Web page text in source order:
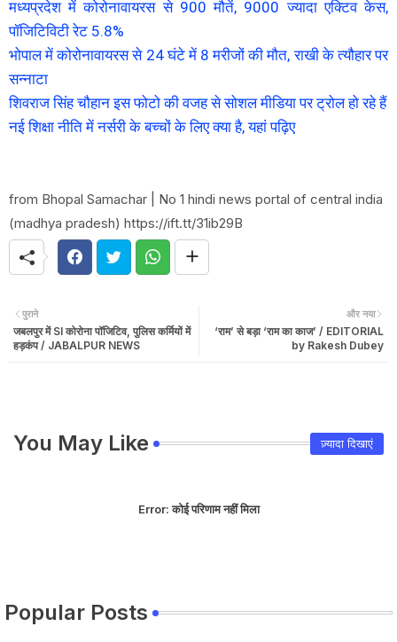
मध्यप्रदेश में कोरोनावायरस से 900 मौतें, 9000 ज्यादा एक्टिव केस,
पॉजिटिविटी रेट 5.8%
भोपाल में कोरोनावायरस से 24 घंटे में 8 मरीजों की मौत, राखी के त्यौहार पर
सन्नाटा
शिवराज सिंह चौहान इस फोटो की वजह से सोशल मीडिया पर ट्रोल हो रहे हैं
नई शिक्षा नीति में नर्सरी के बच्चों के लिए क्या है, यहां पढ़िए
from Bhopal Samachar | No 1 hindi news portal of central india
(madhya pradesh) https://ift.tt/31ib29B
और नया
‘राम’ से बड़ा ‘राम का काज’ / EDITORIAL
by Rakesh Dubey
पुराने
जबलपुर में SI कोरोना पॉजिटिव, पुलिस कर्मियों में
हड़कंप / JABALPUR NEWS
You May Like ज़्यादा दिखाएं
Error:कोई परिणाम नहीं मिला
Popular Posts